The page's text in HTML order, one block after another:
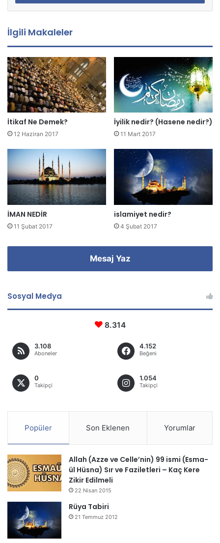
s
a
d
r
e
s
i
n
i
z
g
i
i
n
İlgili Makaleler
İtikaf Ne Demek?
12 Haziran 2017
İyilik nedir? (Hasene nedir?)
11 Mart 2017
İMAN NEDİR
11 Şubat 2017
islamiyet nedir?
4 Şubat 2017
Mesaj Yaz
Sosyal Medya
8.314
3.108
Aboneler
4.152
Beğeni
0
Takipçi
1.054
Takipçi
Popüler Son Eklenen Yorumlar
Allah (Azze ve Celle’nin) 99 ismi (Esma-
ül Hüsna) Sır ve Faziletleri – Kaç Kere
Zikir Edilmeli
22 Nisan 2015
Rüya Tabiri
21 Temmuz 2012